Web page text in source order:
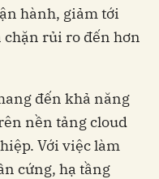
hành, giảm tới
chặn rủi ro đến hơn
nền tảng cloud
Với việc làm
cứng, hạ tầng